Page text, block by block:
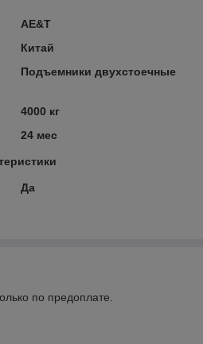
AE&T
Китай
Подъемники двухстоечные
4000 кг
24 мес
Да
по предоплате.